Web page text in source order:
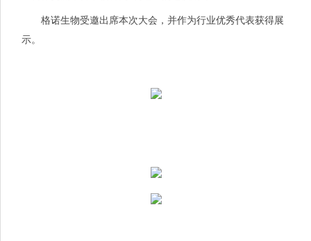
格诺生物受邀出席本次大会，并作为行业优秀代表获得展
示。